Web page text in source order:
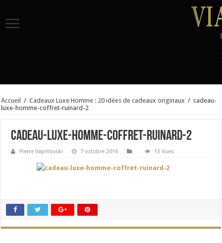
Accueil / Cadeaux Luxe Homme : 20 idées de cadeaux originaux / cadeau-
luxe-homme-coffret-ruinard-2
cadeau-luxe-homme-coffret-ruinard-2
Pierre Vaprilovski 7 octobre 2016 13 Vues